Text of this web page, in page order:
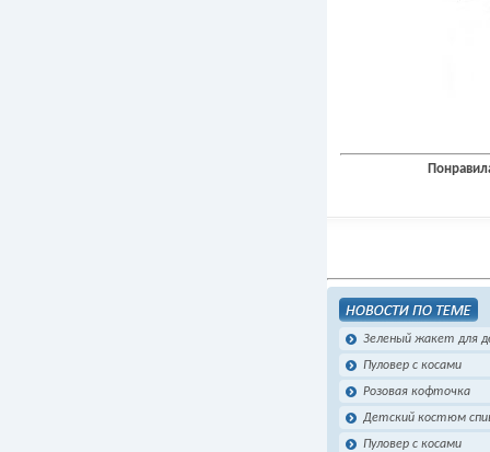
Зеленый жакет для
Пуловер с косами
Розовая кофточка
Детский костюм
Пуловер с косами